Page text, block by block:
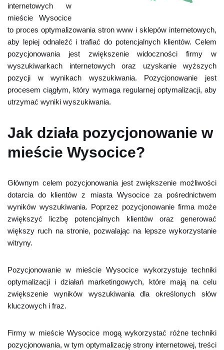
internetowych w
mieście Wysocice
to proces optymalizowania stron www i sklepów internetowych,
aby lepiej odnaleźć i trafiać do potencjalnych klientów. Celem
pozycjonowania jest zwiększenie widoczności firmy w
wyszukiwarkach internetowych oraz uzyskanie wyższych
pozycji w wynikach wyszukiwania. Pozycjonowanie jest
procesem ciągłym, który wymaga regularnej optymalizacji, aby
utrzymać wyniki wyszukiwania.
Jak działa pozycjonowanie w
mieście Wysocice?
Głównym celem pozycjonowania jest zwiększenie możliwości
dotarcia do klientów z miasta Wysocice za pośrednictwem
wyników wyszukiwania. Poprzez pozycjonowanie firma może
zwiększyć liczbę potencjalnych klientów oraz generować
większy ruch na stronie, pozwalając na lepsze wykorzystanie
witryny.
Pozycjonowanie w mieście Wysocice wykorzystuje techniki
optymalizacji i działań marketingowych, które mają na celu
zwiększenie wyników wyszukiwania dla określonych słów
kluczowych i fraz.
Firmy w mieście Wysocice mogą wykorzystać różne techniki
pozycjonowania, w tym optymalizację strony internetowej, treści